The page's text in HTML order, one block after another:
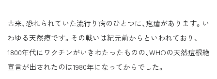
古来、恐れられていた流行り病のひとつに、疱瘡があります。い
わゆる天然痘です。その戦いは紀元前からといわれており、
1800年代にワクチンがいきわたったものの、WHOの天然痘根絶
宣言が出されたのは1980年になってからでした。